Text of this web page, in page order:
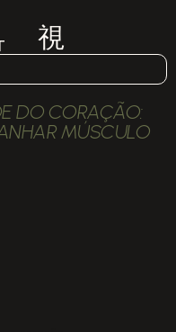
DO CORAÇÃO:
MÚSCULO